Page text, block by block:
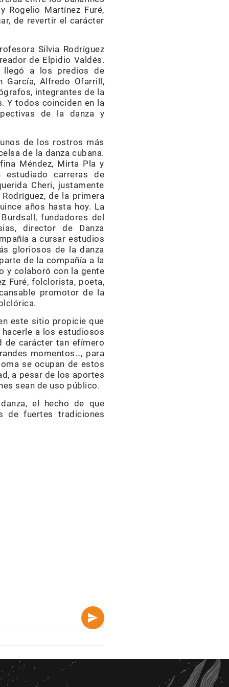
Rogelio Martínez Furé,
de revertir el carácter
Silvia Rodríguez
de Elpidio Valdés.
llegó a los predios de
García, Alfredo Ofarrill,
integrantes de la
Y todos coinciden en la
de la danza y
de los rostros más
de la danza cubana.
Méndez, Mirta Pla y
estudiado carreras de
Cheri, justamente
de la primera
años hasta hoy. La
fundadores del
director de Danza
a cursar estudios
gloriosos de la danza
de la compañía a la
y colaboró con la gente
Furé, folclorista, poeta,
promotor de la
este sitio propicie que
a los estudiosos
de carácter tan efímero
momentos…, para
se ocupan de estos
a pesar de los aportes
sean de uso público.
el hecho de que
de fuertes tradiciones